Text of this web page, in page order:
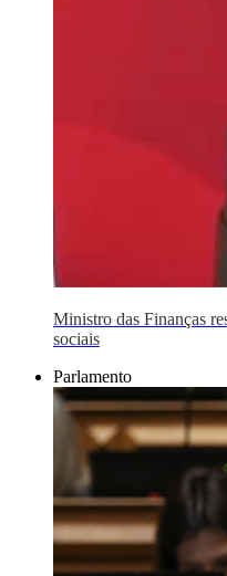
Ministro das Finanças
sociais
Parlamento